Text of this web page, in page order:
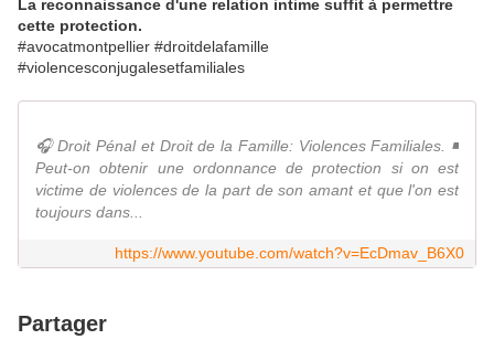
La reconnaissance d'une relation intime suffit à permettre
cette protection.
#avocatmontpellier #droitdelafamille
#violencesconjugalesetfamiliales
🎧 Droit Pénal et Droit de la Famille: Violences Familiales. ◾
Peut-on obtenir une ordonnance de protection si on est
victime de violences de la part de son amant et que l'on est
toujours dans...
https://www.youtube.com/watch?v=EcDmav_B6X0
Partager